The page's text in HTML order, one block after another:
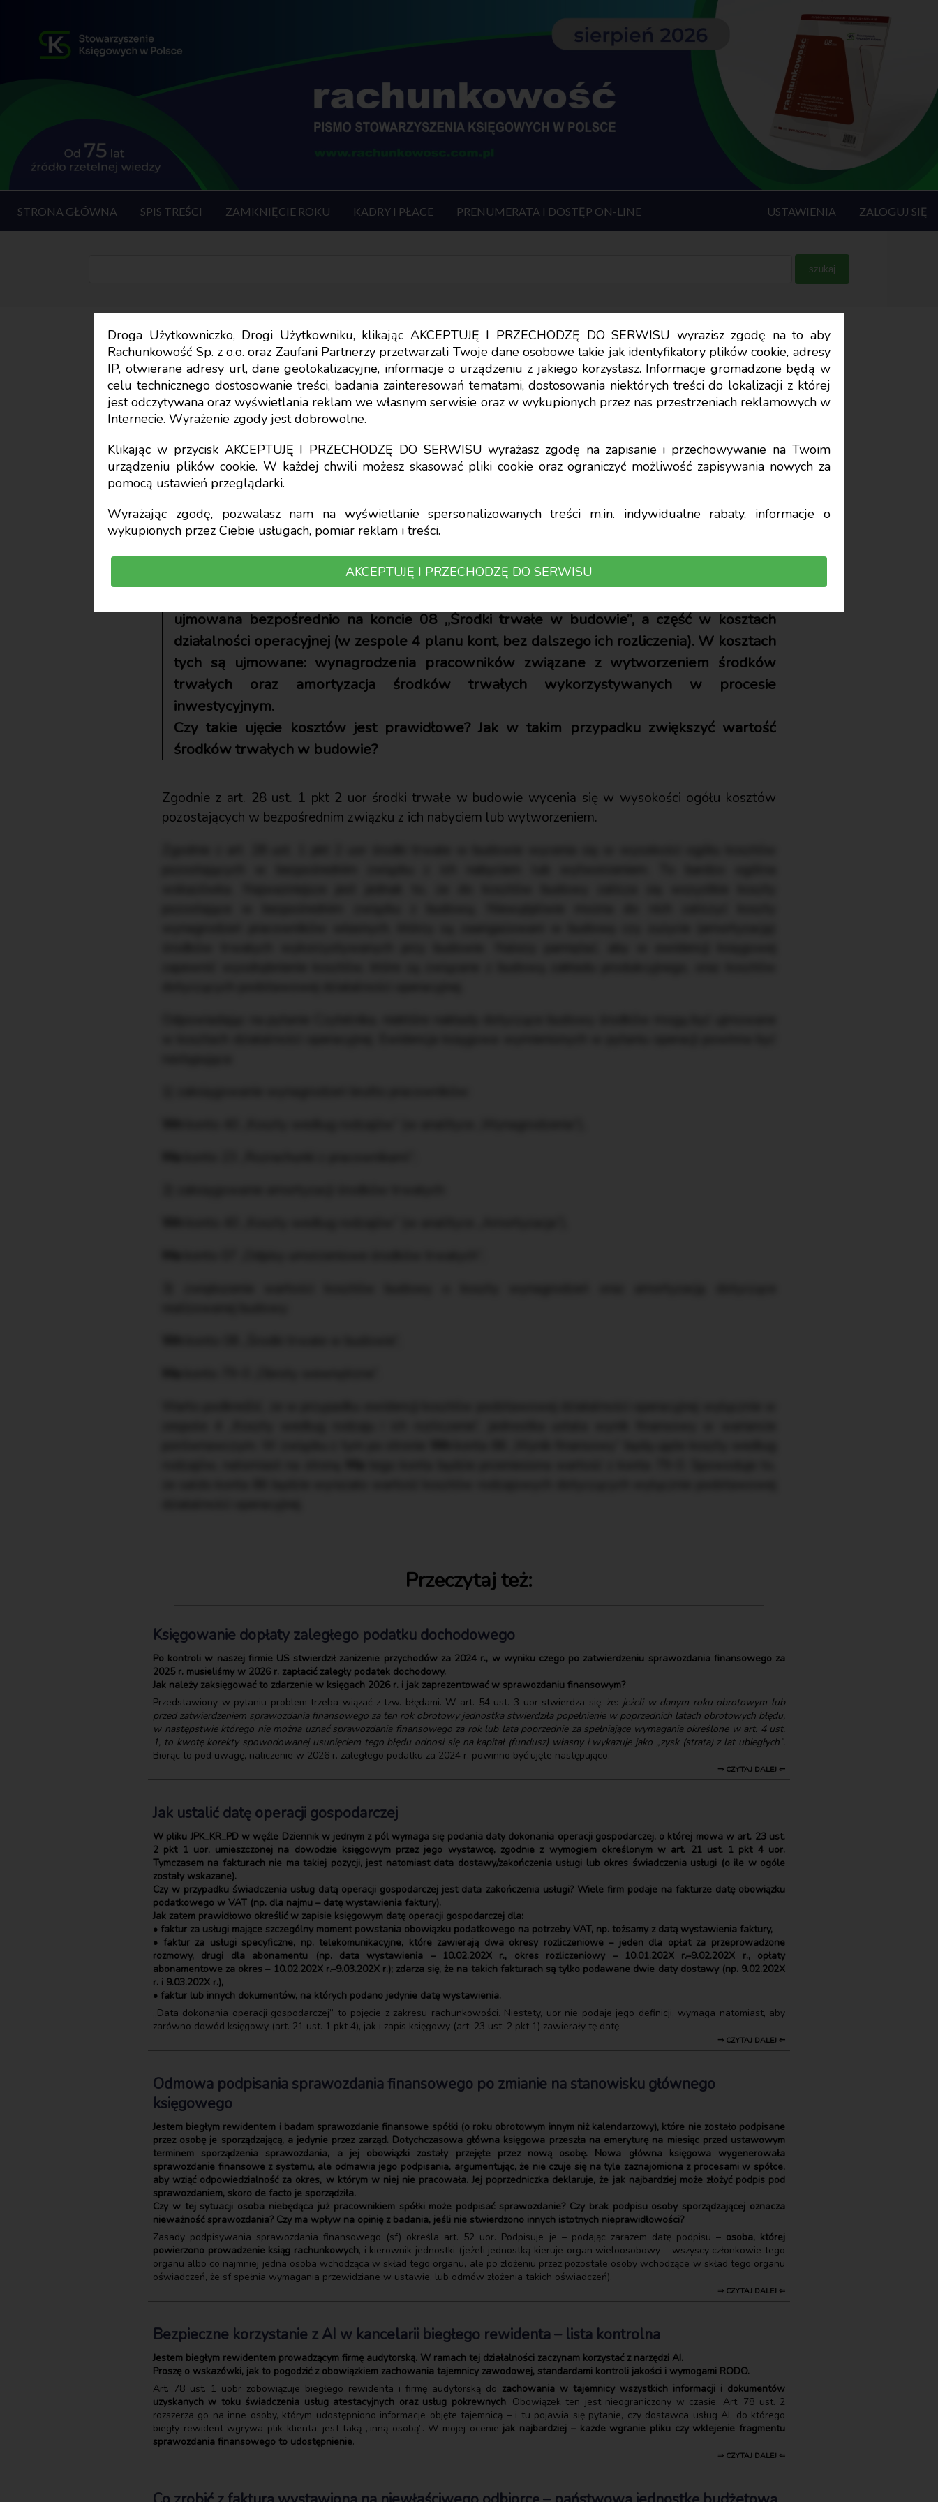
Droga Użytkowniczko, Drogi Użytkowniku, klikając AKCEPTUJĘ I PRZECHODZĘ DO SERWISU wyrazisz zgodę na to aby
Rachunkowość Sp. z o.o. oraz Zaufani Partnerzy przetwarzali Twoje dane osobowe takie jak identyfikatory plików cookie, adresy
IP, otwierane adresy url, dane geolokalizacyjne, informacje o urządzeniu z jakiego korzystasz. Informacje gromadzone będą w
celu technicznego dostosowanie treści, badania zainteresowań tematami, dostosowania niektórych treści do lokalizacji z której
jest odczytywana oraz wyświetlania reklam we własnym serwisie oraz w wykupionych przez nas przestrzeniach reklamowych w
Internecie. Wyrażenie zgody jest dobrowolne.
Klikając w przycisk AKCEPTUJĘ I PRZECHODZĘ DO SERWISU wyrażasz zgodę na zapisanie i przechowywanie na Twoim
urządzeniu plików cookie. W każdej chwili możesz skasować pliki cookie oraz ograniczyć możliwość zapisywania nowych za
pomocą ustawień przeglądarki.
Wyrażając zgodę, pozwalasz nam na wyświetlanie spersonalizowanych treści m.in. indywidualne rabaty, informacje o
wykupionych przez Ciebie usługach, pomiar reklam i treści.
AKCEPTUJĘ I PRZECHODZĘ DO SERWISU
STRONA GŁÓWNA SPIS TREŚCI ZAMKNIĘCIE ROKU KADRY I PŁACE PRENUMERATA I DOSTĘP ON-LINE USTAWIENIA ZALOGUJ SIĘ
Data publikacji: 2025-11-06
Rachunkowość
Księgowanie kosztów wytworzenia
środków trwałych
Waldemar Gos
prof. dr hab., Uniwersytet Szczeciński, Katedra Rachunkowości
W związku z realizacją budowy zakładu produkcyjnego od zera, spółka ponosi koszty
ujmowana bezpośrednio na koncie 08 „Środki trwałe w budowie”, a część w kosztach
działalności operacyjnej (w zespole 4 planu kont, bez dalszego ich rozliczenia). W kosztach
tych są ujmowane: wynagrodzenia pracowników związane z wytworzeniem środków
trwałych oraz amortyzacja środków trwałych wykorzystywanych w procesie
inwestycyjnym.
Czy takie ujęcie kosztów jest prawidłowe? Jak w takim przypadku zwiększyć wartość
środków trwałych w budowie?
Zgodnie z art. 28 ust. 1 pkt 2 uor środki trwałe w budowie wycenia się w wysokości ogółu kosztów
pozostających w bezpośrednim związku z ich nabyciem lub wytworzeniem.
Przeczytaj też:
Księgowanie dopłaty zaległego podatku dochodowego
Po kontroli w naszej firmie US stwierdził zaniżenie przychodów za 2024 r., w wyniku czego po zatwierdzeniu sprawozdania finansowego za
2025 r. musieliśmy w 2026 r. zapłacić zaległy podatek dochodowy.
Jak należy zaksięgować to zdarzenie w księgach 2026 r. i jak zaprezentować w sprawozdaniu finansowym?
Przedstawiony w pytaniu problem trzeba wiązać z tzw. błędami. W art. 54 ust. 3 uor stwierdza się, że: jeżeli w danym roku obrotowym lub
przed zatwierdzeniem sprawozdania finansowego za ten rok obrotowy jednostka stwierdziła popełnienie w poprzednich latach obrotowych błędu,
w następstwie którego nie można uznać sprawozdania finansowego za rok lub lata poprzednie za spełniające wymagania określone w art. 4 ust.
1, to kwotę korekty spowodowanej usunięciem tego błędu odnosi się na kapitał (fundusz) własny i wykazuje jako „zysk (strata) z lat ubiegłych”.
Biorąc to pod uwagę, naliczenie w 2026 r. zaległego podatku za 2024 r. powinno być ujęte następująco:
⇒ CZYTAJ DALEJ ⇐
Jak ustalić datę operacji gospodarczej
W pliku JPK_KR_PD w węźle Dziennik w jednym z pól wymaga się podania daty dokonania operacji gospodarczej, o której mowa w art. 23 ust.
2 pkt 1 uor, umieszczonej na dowodzie księgowym przez jego wystawcę, zgodnie z wymogiem określonym w art. 21 ust. 1 pkt 4 uor.
Tymczasem na fakturach nie ma takiej pozycji, jest natomiast data dostawy/zakończenia usługi lub okres świadczenia usługi (o ile w ogóle
zostały wskazane).
Czy w przypadku świadczenia usług datą operacji gospodarczej jest data zakończenia usługi? Wiele firm podaje na fakturze datę obowiązku
podatkowego w VAT (np. dla najmu – datę wystawienia faktury).
Jak zatem prawidłowo określić w zapisie księgowym datę operacji gospodarczej dla:
• faktur za usługi mające szczególny moment powstania obowiązku podatkowego na potrzeby VAT, np. tożsamy z datą wystawienia faktury,
• faktur za usługi specyficzne, np. telekomunikacyjne, które zawierają dwa okresy rozliczeniowe – jeden dla opłat za przeprowadzone
rozmowy, drugi dla abonamentu (np. data wystawienia – 10.02.202X r., okres rozliczeniowy – 10.01.202X r.–9.02.202X r., opłaty
abonamentowe za okres – 10.02.202X r.–9.03.202X r.); zdarza się, że na takich fakturach są tylko podawane dwie daty dostawy (np. 9.02.202X
r. i 9.03.202X r.),
• faktur lub innych dokumentów, na których podano jedynie datę wystawienia.
„Data dokonania operacji gospodarczej” to pojęcie z zakresu rachunkowości. Niestety, uor nie podaje jego definicji, wymaga natomiast, aby
zarówno dowód księgowy (art. 21 ust. 1 pkt 4), jak i zapis księgowy (art. 23 ust. 2 pkt 1) zawierały tę datę.
⇒ CZYTAJ DALEJ ⇐
Odmowa podpisania sprawozdania finansowego po zmianie na stanowisku głównego
księgowego
Jestem biegłym rewidentem i badam sprawozdanie finansowe spółki (o roku obrotowym innym niż kalendarzowy), które nie zostało podpisane
przez osobę je sporządzającą, a jedynie przez zarząd. Dotychczasowa główna księgowa przeszła na emeryturę na miesiąc przed ustawowym
terminem sporządzenia sprawozdania, a jej obowiązki zostały przejęte przez nową osobę. Nowa główna księgowa wygenerowała
sprawozdanie finansowe z systemu, ale odmawia jego podpisania, argumentując, że nie czuje się na tyle zaznajomiona z procesami w spółce,
aby wziąć odpowiedzialność za okres, w którym w niej nie pracowała. Jej poprzedniczka deklaruje, że jak najbardziej może złożyć podpis pod
sprawozdaniem, skoro de facto je sporządziła.
Czy w tej sytuacji osoba niebędąca już pracownikiem spółki może podpisać sprawozdanie? Czy brak podpisu osoby sporządzającej oznacza
nieważność sprawozdania? Czy ma wpływ na opinię z badania, jeśli nie stwierdzono innych istotnych nieprawidłowości?
Zasady podpisywania sprawozdania finansowego (sf) określa art. 52 uor. Podpisuje je – podając zarazem datę podpisu – osoba, której
powierzono prowadzenie ksiąg rachunkowych, i kierownik jednostki (jeżeli jednostką kieruje organ wieloosobowy – wszyscy członkowie tego
organu albo co najmniej jedna osoba wchodząca w skład tego organu, ale po złożeniu przez pozostałe osoby wchodzące w skład tego organu
oświadczeń, że sf spełnia wymagania przewidziane w ustawie, lub odmów złożenia takich oświadczeń).
⇒ CZYTAJ DALEJ ⇐
Bezpieczne korzystanie z AI w kancelarii biegłego rewidenta – lista kontrolna
Jestem biegłym rewidentem prowadzącym firmę audytorską. W ramach tej działalności zaczynam korzystać z narzędzi AI.
Proszę o wskazówki, jak to pogodzić z obowiązkiem zachowania tajemnicy zawodowej, standardami kontroli jakości i wymogami RODO.
Art. 78 ust. 1 uobr zobowiązuje biegłego rewidenta i firmę audytorską do zachowania w tajemnicy wszystkich informacji i dokumentów
uzyskanych w toku świadczenia usług atestacyjnych oraz usług pokrewnych. Obowiązek ten jest nieograniczony w czasie. Art. 78 ust. 2
rozszerza go na inne osoby, którym udostępniono informacje objęte tajemnicą – i tu pojawia się pytanie, czy dostawca usług AI, do którego
biegły rewident wgrywa plik klienta, jest taką „inną osobą”. W mojej ocenie jak najbardziej – każde wgranie pliku czy wklejenie fragmentu
sprawozdania finansowego to udostępnienie.
⇒ CZYTAJ DALEJ ⇐